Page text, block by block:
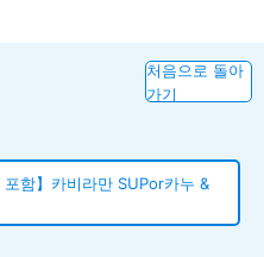
처음으로 돌아
가기
포함】카비라만 SUPor카누 &